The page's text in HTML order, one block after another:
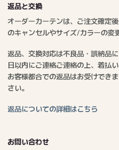
返品と交換
オーダーカーテンは、ご注文確定
のキャンセルやサイズ/カラーの変
返品、交換対応は不良品・誤納品
日以内にご連絡ご連絡の上、着払
お客様都合での返品はお受けでき
さい。
返品についての詳細はこちら
お問い合わせ